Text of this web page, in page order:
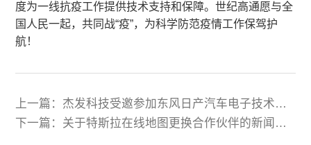
度为一线抗疫工作提供技术支持和保障。世纪高通愿与全
国人民一起，共同战“疫”，为科学防范疫情工作保驾护
航！
上一篇：杰发科技受邀参加东风日产汽车电子技术展
示交流会
下一篇：关于特斯拉在线地图更换合作伙伴的新闻与